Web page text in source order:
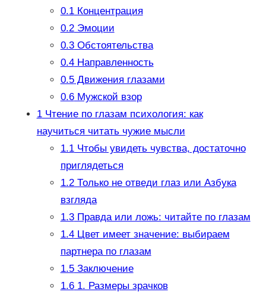
0.1Концентрация
0.2Эмоции
0.3Обстоятельства
0.4Направленность
0.5Движения глазами
0.6Мужской взор
1Чтение по глазам психология: как
научиться читать чужие мысли
1.1Чтобы увидеть чувства, достаточно
приглядеться
1.2Только не отведи глаз или Азбука
взгляда
1.3Правда или ложь: читайте по глазам
1.4Цвет имеет значение: выбираем
партнера по глазам
1.5Заключение
1.61. Размеры зрачков